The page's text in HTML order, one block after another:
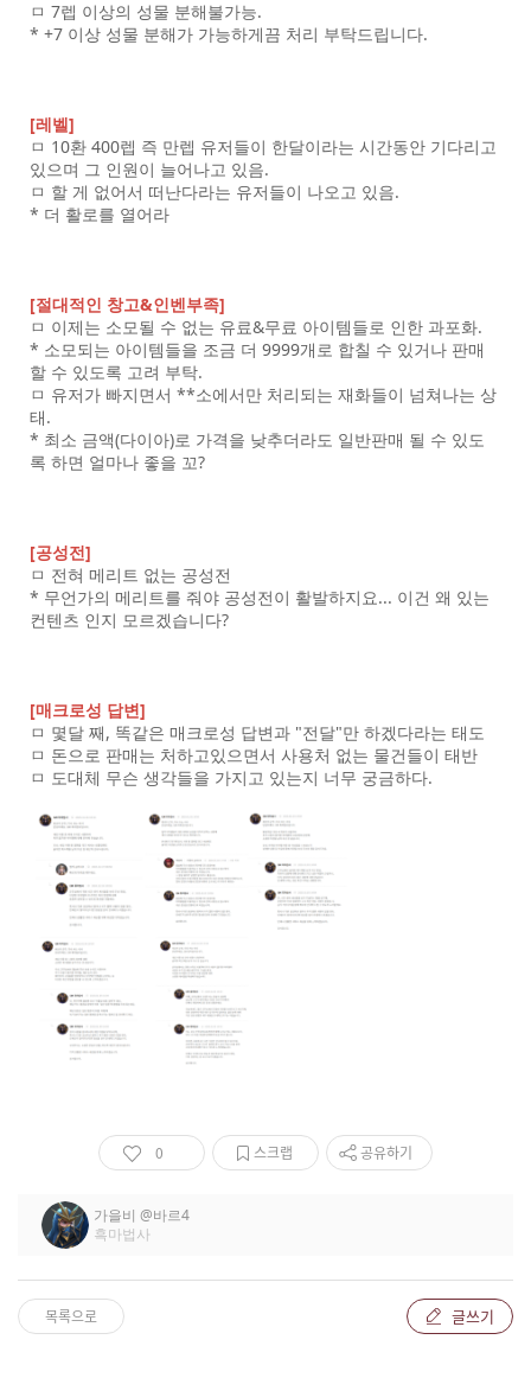
ㅁ 7렙 이상의 성물 분해불가능.
* +7 이상 성물 분해가 가능하게끔 처리 부탁드립니다.
[레벨]
ㅁ 10환 400렙 즉 만렙 유저들이 한달이라는 시간동안 기다리고
있으며 그 인원이 늘어나고 있음.
ㅁ 할 게 없어서 떠난다라는 유저들이 나오고 있음.
* 더 활로를 열어라
[절대적인 창고&인벤부족]
ㅁ 이제는 소모될 수 없는 유료&무료 아이템들로 인한 과포화.
* 소모되는 아이템들을 조금 더 9999개로 합칠 수 있거나 판매
할 수 있도록 고려 부탁.
ㅁ 유저가 빠지면서 **소에서만 처리되는 재화들이 넘쳐나는 상
태.
* 최소 금액(다이아)로 가격을 낮추더라도 일반판매 될 수 있도
록 하면 얼마나 좋을 꼬?
[공성전]
ㅁ 전혀 메리트 없는 공성전
* 무언가의 메리트를 줘야 공성전이 활발하지요... 이건 왜 있는
컨텐츠 인지 모르겠습니다?
[매크로성 답변]
ㅁ 몇달 째, 똑같은 매크로성 답변과 "전달"만 하겠다라는 태도
ㅁ 돈으로 판매는 처하고있으면서 사용처 없는 물건들이 태반
ㅁ 도대체 무슨 생각들을 가지고 있는지 너무 궁금하다.
0 스크랩 공유하기
가을비@바르4
흑마법사
목록으로 글쓰기